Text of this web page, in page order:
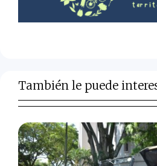
También le puede